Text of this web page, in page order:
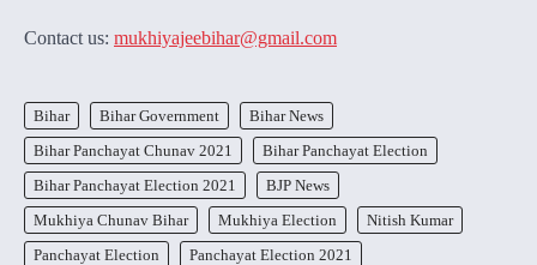
Contact us: mukhiyajeebihar@gmail.com
Bihar Bihar Government
Bihar News
Bihar Panchayat Chunav 2021
Bihar Panchayat Election
Bihar Panchayat Election 2021
BJP News
Mukhiya Chunav Bihar
Mukhiya Election
Nitish Kumar
Panchayat Election
Panchayat Election 2021